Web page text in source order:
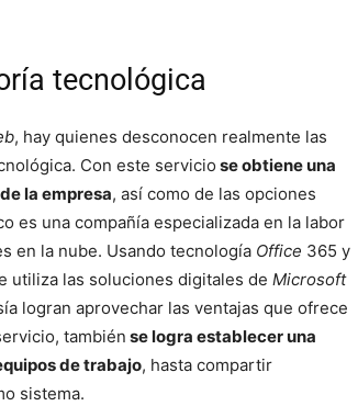
tecnológica
, hay quienes desconocen realmente las
Con este servicio se obtiene una
la empresa, así como de las opciones
es una compañía especializada en la labor
en la nube. Usando tecnología Office 365 y
utiliza las soluciones digitales de Microsoft
logran aprovechar las ventajas que ofrece
también se logra establecer una
de trabajo, hasta compartir
sistema.